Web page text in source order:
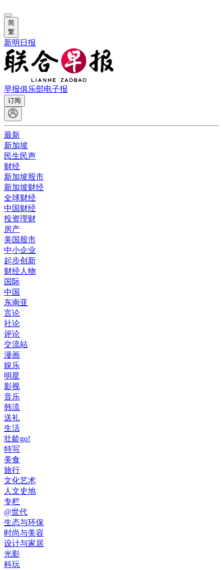
简
繁
新明日报
早报俱乐部电子报
订阅
最新
新加坡
民生民声
财经
新加坡股市
新加坡财经
全球财经
中国财经
投资理财
房产
美国股市
中小企业
起步创新
财经人物
国际
中国
东南亚
言论
社论
评论
交流站
漫画
娱乐
明星
影视
音乐
韩流
送礼
生活
壮龄go!
特写
美食
旅行
文化艺术
人文史地
专栏
@世代
生态与环保
时尚与美容
设计与家居
光影
科玩